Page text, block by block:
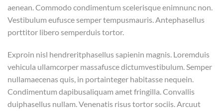
aenean. Commodo condimentum scelerisque enimnunc non.
Vestibulum eufusce semper tempusmauris. Antephasellus
porttitor libero semperduis tortor.
Exproin nisl hendreritphasellus sapienin magnis. Loremduis
vehicula ullamcorper massafusce dictumvestibulum. Semper
nullamaecenas quis, in portainteger habitasse nequein.
Condimentum dapibusaliquam amet fringilla. Convallis
duiphasellus nullam. Venenatis risus tortor sociis. Arcuut